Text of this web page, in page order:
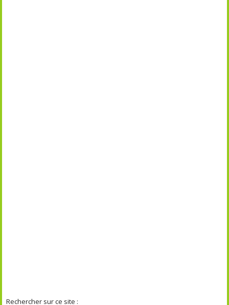
Rechercher sur ce site :